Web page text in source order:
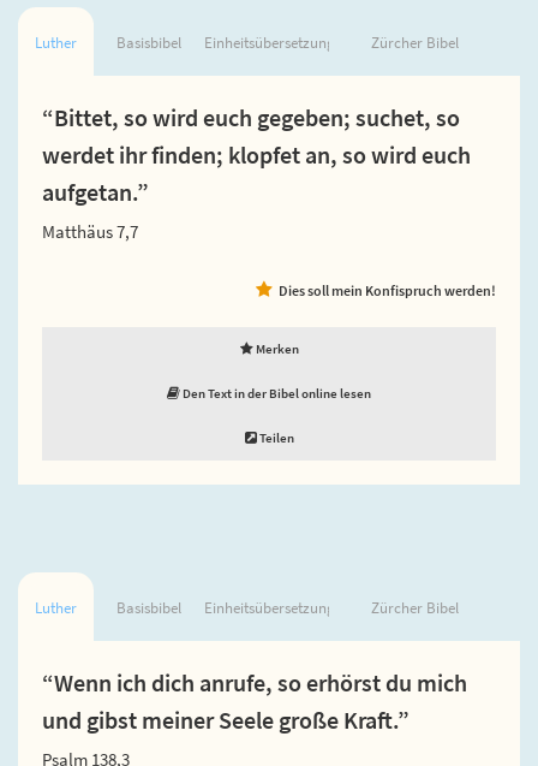
Luther Basisbibel Einheitsübersetzung Zürcher Bibel
“Bittet, so wird euch gegeben; suchet, so
werdet ihr finden; klopfet an, so wird euch
aufgetan.”
Matthäus 7,7
Dies soll mein Konfispruch werden!
Merken
Den Text in der Bibel online lesen
Teilen
Luther Basisbibel Einheitsübersetzung Zürcher Bibel
“Wenn ich dich anrufe, so erhörst du mich
und gibst meiner Seele große Kraft.”
Psalm 138,3